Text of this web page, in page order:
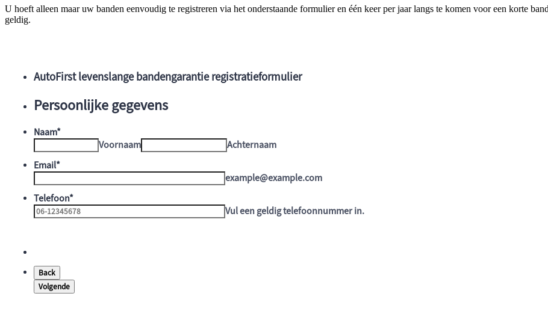
U hoeft alleen maar uw banden eenvoudig te registreren via het onderstaande formulier en één keer per jaar langs te komen voor een korte
geldig.